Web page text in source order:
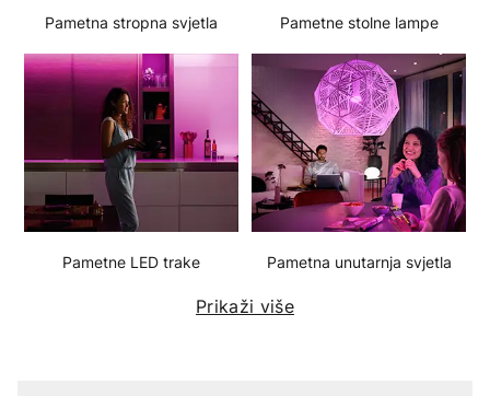
Pametna stropna svjetla Pametne stolne lampe
Pametne LED trake Pametna unutarnja svjetla
Prikaži više